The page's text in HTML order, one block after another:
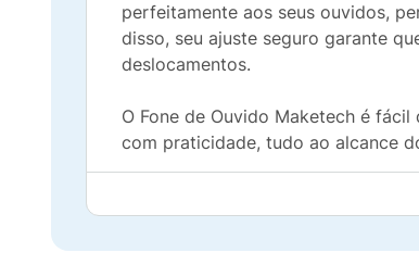
perfeitamente aos seus ouvidos,
disso, seu ajuste seguro garante
deslocamentos.
O Fone de Ouvido Maketech é
com praticidade, tudo ao alcance
Aproveite cada batida e detalhe
quem busca qualidade, conforto e